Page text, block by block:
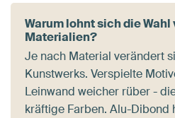
Warum lohnt sich die
Materialien?
Je nach Material verändert
Kunstwerks. Verspielte
Leinwand weicher rüber -
kräftige Farben. Alu-Dibond